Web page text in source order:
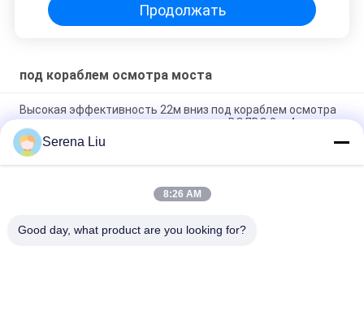
Продолжать
под кораблем осмотра моста
Высокая эффективность 22м вниз под кораблем осмотра
моста с гидростатическим приводом ВОЛВО 8кс4
платформа 15м алюминиевая под нагрузкой корабля
осмотра моста/оборудования 800кг доступа осмотра
8кс4 22м Латисе под машиной осмотра моста с системой
Serena Liu
8:26 AM
Good day, what product are you looking for?